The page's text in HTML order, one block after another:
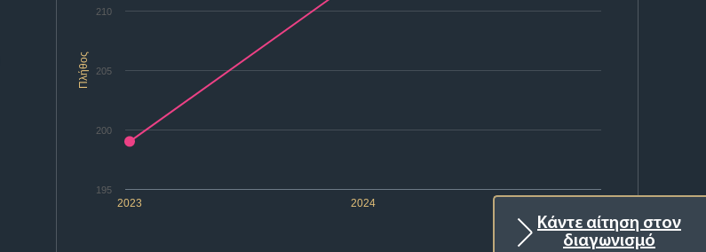
Κάντε αίτηση στον
διαγωνισμό
Πλήθος
2023 2024
200
210
195
205